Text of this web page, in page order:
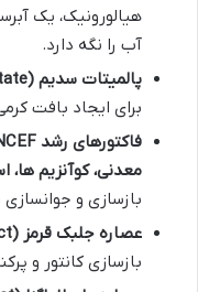
آب را نگه دارد.
پالمیتات سدیم (Sodium Palmitate) و دیگر اسیدهای چرب:
برای ایجاد بافت
معدنی، کوآنزیم
بازسازی و جوانسازی
عصاره جلبک قرمز (Kappaphycus Alvarezii Extract):
بازسازی کانتور و